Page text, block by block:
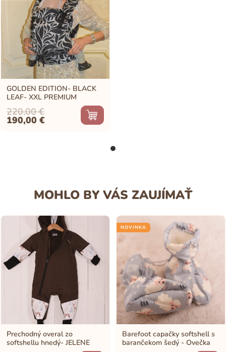
GOLDEN EDITION- BLACK
LEAF- XXL PREMIUM
220,00€
Original
price
190,00€
Current
price
MOHLO BY VÁS ZAUJÍMAŤ
Prechodný overal zo
softshellu hnedý- JELENE
NOVINKA
Barefoot capačky softshell s
barančekom šedý - Ovečka